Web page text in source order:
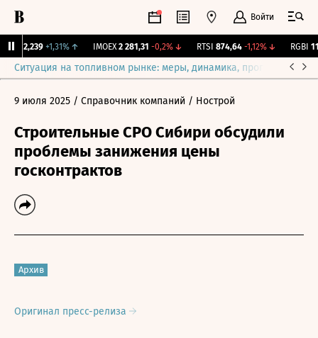
Войти
12,239 +1,31% ↑ IMOEX 2 281,31 -0,2%↓ RTSI 874,64 -1,12%↓ RGBI
Ситуация на топливном рынке: меры, динамика, прогнозы
9 июля 2025 / Справочник компаний / Нострой
Строительные СРО Сибири обсудили
проблемы занижения цены
госконтрактов
Архив
Оригинал пресс-релиза